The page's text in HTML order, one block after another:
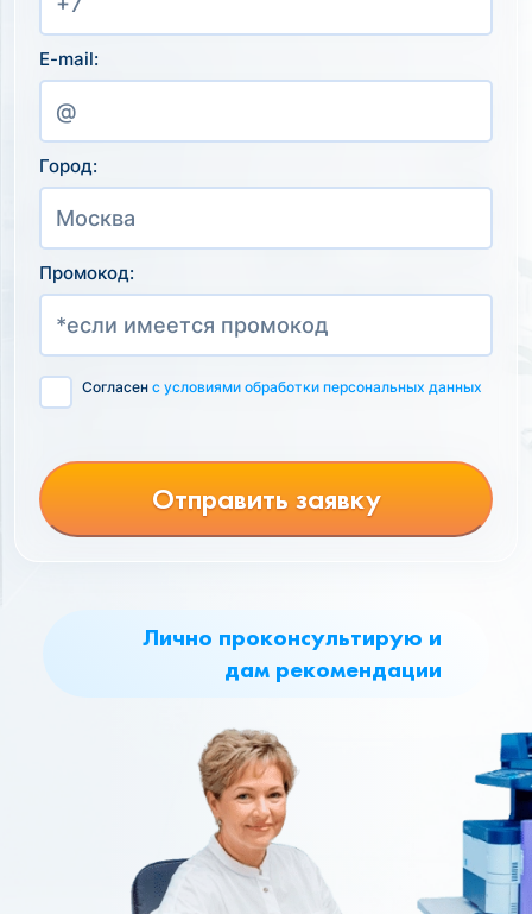
Лично проконсультирую и
дам рекомендации
E-mail:
Город:
Промокод:
Согласен с условиями обработки персональных данных
Отправить заявку